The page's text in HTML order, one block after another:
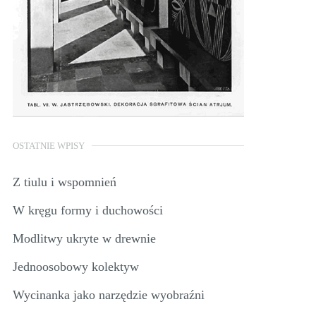
OSTATNIE WPISY
Z tiulu i wspomnień
W kręgu formy i duchowości
Modlitwy ukryte w drewnie
Jednoosobowy kolektyw
Wycinanka jako narzędzie wyobraźni